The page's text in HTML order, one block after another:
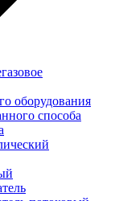
оборудования
способа